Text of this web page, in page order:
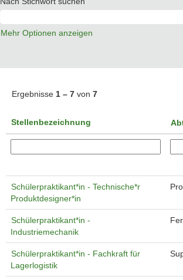
Mehr Optionen anzeigen
Ergebnisse 1 – 7 von 7
Stellenbezeichnung
Schülerpraktikant*in - Technische*r
Produktdesigner*in
Schülerpraktikant*in -
Industriemechanik
Schülerpraktikant*in - Fachkraft für
Lagerlogistik